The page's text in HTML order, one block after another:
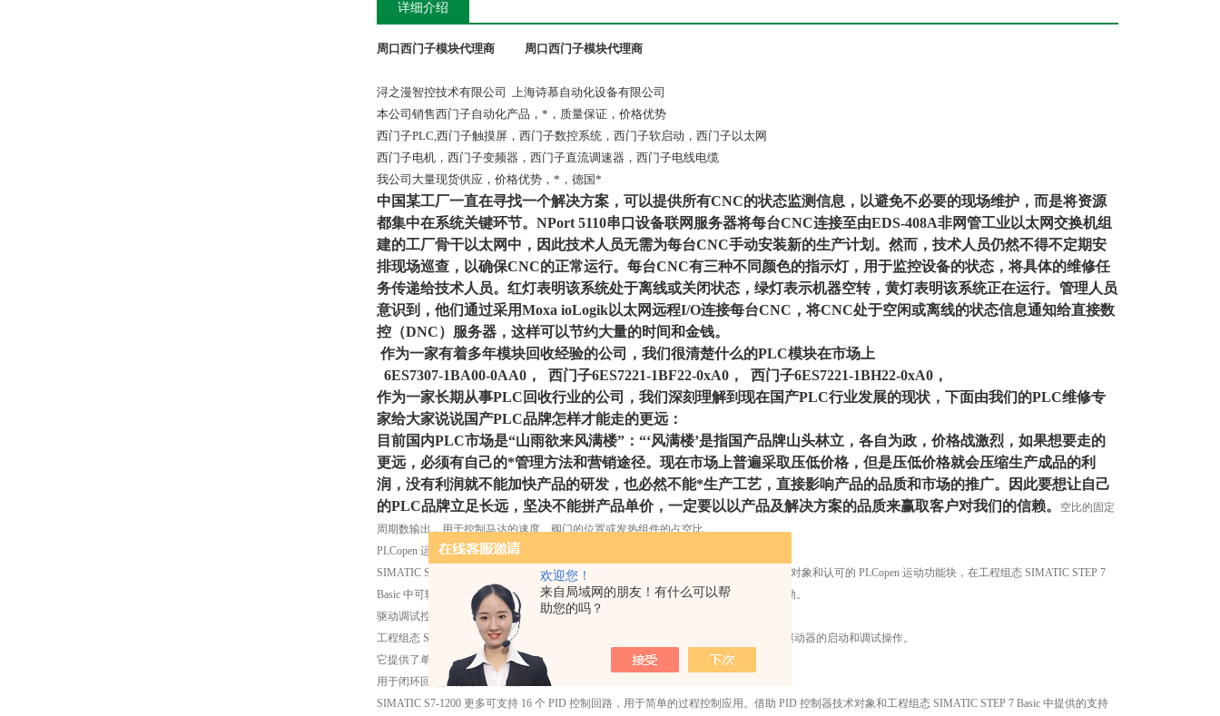
欢迎您！
来自局域网的朋友！有什么可以帮
助您的吗？
详细介绍
周口西门子模块代理商 周口西门子模块代理商
浔之漫智控技术有限公司 上海诗慕自动化设备有限公司
本公司销售西门子自动化产品，*，质量保证，价格优势
西门子PLC,西门子触摸屏，西门子数控系统，西门子软启动，西门子以太网
西门子电机，西门子变频器，西门子直流调速器，西门子电线电缆
我公司大量现货供应，价格优势，*，德国*
中国某工厂一直在寻找一个解决方案，可以提供所有CNC的状态监测信息，以避免不必要的现场维护，而是将资源
都集中在系统关键环节。NPort 5110串口设备联网服务器将每台CNC连接至由EDS-408A非网管工业以太网交换机组
建的工厂骨干以太网中，因此技术人员无需为每台CNC手动安装新的生产计划。然而，技术人员仍然不得不定期安
排现场巡查，以确保CNC的正常运行。每台CNC有三种不同颜色的指示灯，用于监控设备的状态，将具体的维修任
务传递给技术人员。红灯表明该系统处于离线或关闭状态，绿灯表示机器空转，黄灯表明该系统正在运行。管理人员
意识到，他们通过采用Moxa ioLogik以太网远程I/O连接每台CNC，将CNC处于空闲或离线的状态信息通知给直接数
控（DNC）服务器，这样可以节约大量的时间和金钱。
作为一家有着多年模块回收经验的公司，我们很清楚什么的PLC模块在市场上
6ES7307-1BA00-0AA0， 西门子6ES7221-1BF22-0xA0， 西门子6ES7221-1BH22-0xA0，
作为一家长期从事PLC回收行业的公司，我们深刻理解到现在国产PLC行业发展的现状，下面由我们的PLC维修专
家给大家说说国产PLC品牌怎样才能走的更远：
目前国内PLC市场是“山雨欲来风满楼”：“‘风满楼’是指国产品牌山头林立，各自为政，价格战激烈，如果想要走的
更远，必须有自己的*管理方法和营销途径。现在市场上普遍采取压低价格，但是压低价格就会压缩生产成品的利
润，没有利润就不能加快产品的研发，也必然不能*生产工艺，直接影响产品的品质和市场的推广。因此要想让自己
的PLC品牌立足长远，坚决不能拼产品单价，一定要以以产品及解决方案的品质来赢取客户对我们的信赖。
空比的固定
周期数输出，用于控制马达的速度、阀门的位置或发热组件的占空比。
PLCopen 运动功能块
SIMATIC S7-1200 支持控制步进马达和伺服驱动器的开环回路速度和位置。使用轴技术对象和认可的 PLCopen 运动功能块，在工程组态 SIMATIC STEP 7
Basic 中可轻松组态该功能。除了“home”和“jog”功能，也支持移动、相对移动和速度移动。
驱动调试控制面板
工程组态 SIMATIC STEP 7 Basic 中随附的驱动调试控制面板，简化了步进马达和伺服驱动器的启动和调试操作。
它提供了单个运动轴的自动控制和手动控制，以及在线诊断信息。
用于闭环回路控制的 PID 功能
SIMATIC S7-1200 更多可支持 16 个 PID 控制回路，用于简单的过程控制应用。借助 PID 控制器技术对象和工程组态 SIMATIC STEP 7 Basic 中提供的支持